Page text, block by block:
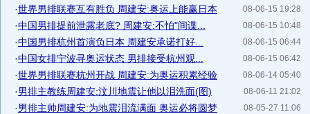
08-06-15 19:28
·世界男排联赛互有胜负 周建安:奥运上能赢日本
08-06-15 10:48
·中国男排提前泄露老底? 周建安:不怕"间谍...
08-06-15 06:44
·中国男排杭州首演负日本 周建安承诺打好...
08-06-15 06:42
·中国女排宁波寻奥运状态 男排接受杭州观...
08-06-14 05:40
·世界男排联赛杭州开战 周建安:为奥运积累经验
08-06-11 21:02
·男排主教练周建安:汶川地震让他以泪洗面(图)
08-05-27 11:06
·男排主帅周建安:为地震泪流满面 奥运必将圆梦